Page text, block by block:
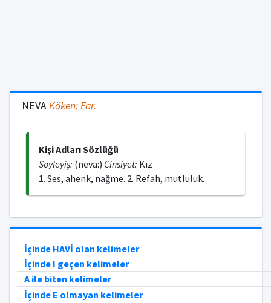
NEVAKöken:Far.
Kişi Adları Sözlüğü
Söyleyiş: (neva:) Cinsiyet: Kız
1. Ses, ahenk, nağme. 2. Refah, mutluluk.
İçinde HAVİ olan kelimeler
İçinde I geçen kelimeler
A ile biten kelimeler
İçinde E olmayan kelimeler